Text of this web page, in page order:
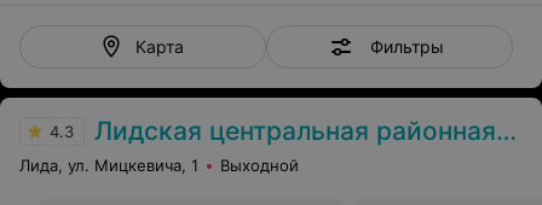
Карта Фильтры
4.3 Лидская центральная районная больница
Лида, ул. Мицкевича, 1 Выходной